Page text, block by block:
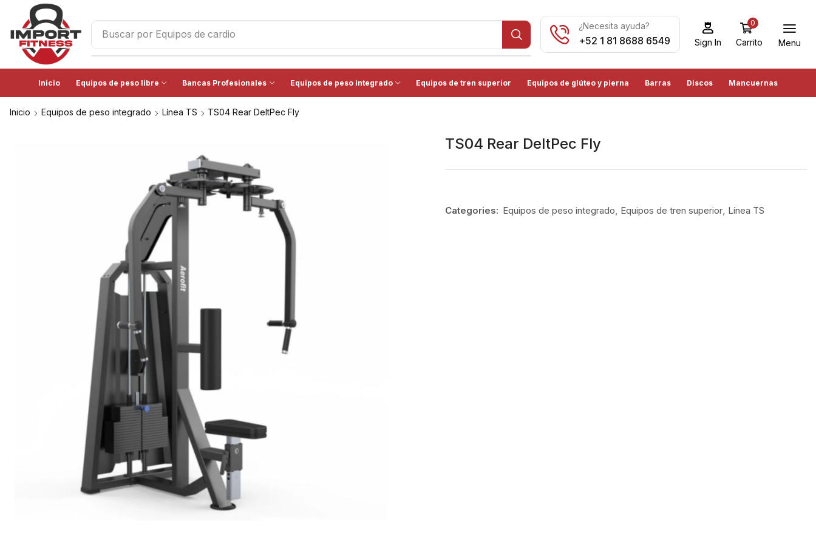
Buscar por Bancas Profesionales
¿Necesita ayuda?
+52 1 81 8688 6549 Sign In
0
Carrito Menu
Inicio Equipos de peso libre Bancas Profesionales Equipos de peso integrado Equipos de tren superior Equipos de glúteo y pierna Barras Discos Mancuernas
Inicio Equipos de peso integrado Línea TS TS04 Rear DeltPec Fly
TS04 Rear DeltPec Fly
Categories: Equipos de peso integrado, Equipos de tren superior, Línea TS